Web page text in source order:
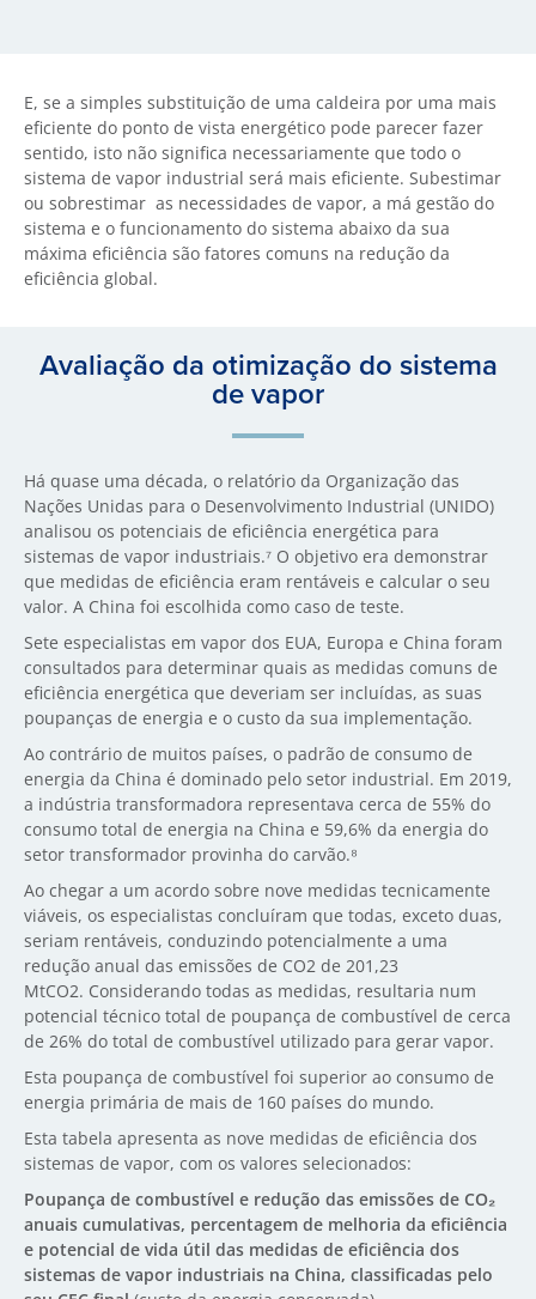
E, se a simples substituição de uma caldeira por uma mais
eficiente do ponto de vista energético pode parecer fazer
sentido, isto não significa necessariamente que todo o
sistema de vapor industrial será mais eficiente. Subestimar
ou sobrestimar as necessidades de vapor, a má gestão do
sistema e o funcionamento do sistema abaixo da sua
máxima eficiência são fatores comuns na redução da
eficiência global.
Avaliação da otimização do sistema
de vapor
Há quase uma década, o relatório da Organização das
Nações Unidas para o Desenvolvimento Industrial (UNIDO)
analisou os potenciais de eficiência energética para
sistemas de vapor industriais.⁷ O objetivo era demonstrar
que medidas de eficiência eram rentáveis e calcular o seu
valor. A China foi escolhida como caso de teste.
Sete especialistas em vapor dos EUA, Europa e China foram
consultados para determinar quais as medidas comuns de
eficiência energética que deveriam ser incluídas, as suas
poupanças de energia e o custo da sua implementação.
Ao contrário de muitos países, o padrão de consumo de
energia da China é dominado pelo setor industrial. Em 2019,
a indústria transformadora representava cerca de 55% do
consumo total de energia na China e 59,6% da energia do
setor transformador provinha do carvão.⁸
Ao chegar a um acordo sobre nove medidas tecnicamente
viáveis, os especialistas concluíram que todas, exceto duas,
seriam rentáveis, conduzindo potencialmente a uma
redução anual das emissões de CO2 de 201,23
MtCO2. Considerando todas as medidas, resultaria num
potencial técnico total de poupança de combustível de cerca
de 26% do total de combustível utilizado para gerar vapor.
Esta poupança de combustível foi superior ao consumo de
energia primária de mais de 160 países do mundo.
Esta tabela apresenta as nove medidas de eficiência dos
sistemas de vapor, com os valores selecionados:
Poupança de combustível e redução das emissões de CO₂
anuais cumulativas, percentagem de melhoria da eficiência
e potencial de vida útil das medidas de eficiência dos
sistemas de vapor industriais na China, classificadas pelo